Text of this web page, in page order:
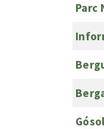
Parc